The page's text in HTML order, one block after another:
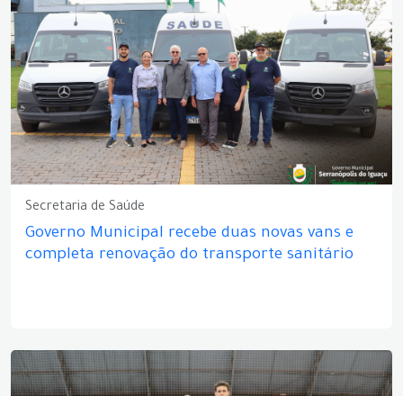
Secretaria de Saúde
Governo Municipal recebe duas novas vans e
completa renovação do transporte sanitário